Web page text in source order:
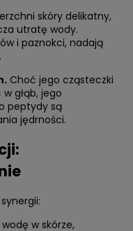
skóry delikatny,
utratę wody.
i paznokci, nadają
Choć jego cząsteczki
głąb, jego
peptydy są
jędrności.
w skórze,